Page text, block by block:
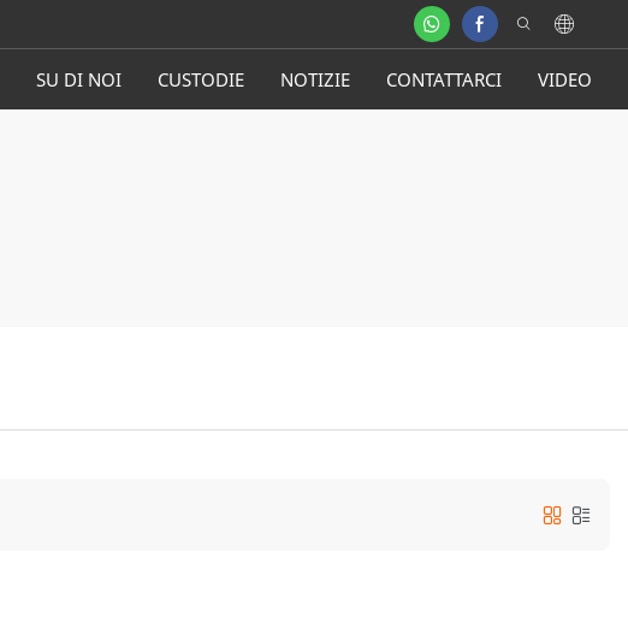
SU DI NOI CUSTODIE NOTIZIE CONTATTARCI VIDEO